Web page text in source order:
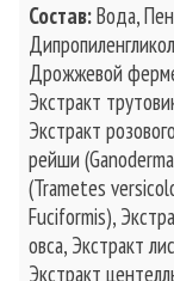
Состав:Вода,
Дрожжевой
Экстракт
Экстракт
рейши
(Trametes
Fuciformis),
овса, Экстракт
Экстракт